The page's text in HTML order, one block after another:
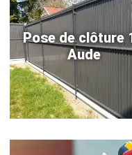
Pose de clôture
Aude